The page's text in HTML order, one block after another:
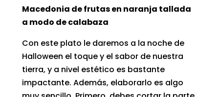
Macedonia de frutas en naranja tallada
a modo de calabaza
Con este plato le daremos a la noche de
Halloween el toque y el sabor de nuestra
tierra, y a nivel estético es bastante
impactante. Además, elaborarlo es algo